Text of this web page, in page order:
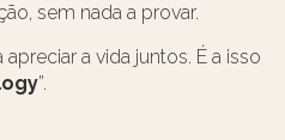
sem nada a provar.
a vida juntos. É a isso
”.